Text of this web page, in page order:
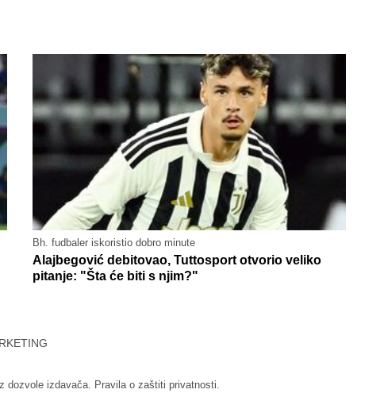
Bh. fudbaler iskoristio dobro minute
Alajbegović debitovao, Tuttosport otvorio veliko
pitanje: "Šta će biti s njim?"
dozvole izdavača. Pravila o zaštiti privatnosti.